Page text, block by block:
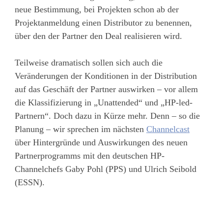
neue Bestimmung, bei Projekten schon ab der
Projektanmeldung einen Distributor zu benennen,
über den der Partner den Deal realisieren wird.
Teilweise dramatisch sollen sich auch die
Veränderungen der Konditionen in der Distribution
auf das Geschäft der Partner auswirken – vor allem
die Klassifizierung in „Unattended“ und „HP-led-
Partnern“. Doch dazu in Kürze mehr. Denn – so die
Planung – wir sprechen im nächsten Channelcast
über Hintergründe und Auswirkungen des neuen
Partnerprogramms mit den deutschen HP-
Channelchefs Gaby Pohl (PPS) und Ulrich Seibold
(ESSN).